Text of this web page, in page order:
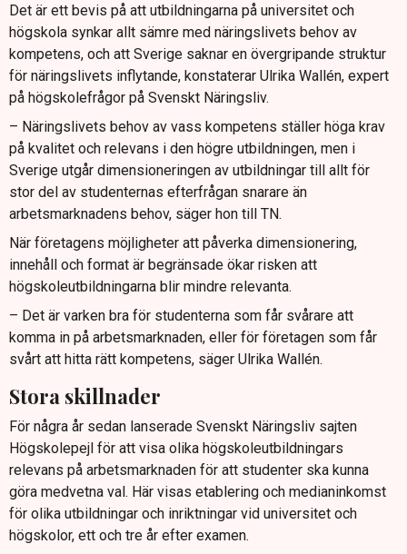
Det är ett bevis på att utbildningarna på universitet och
högskola synkar allt sämre med näringslivets behov av
kompetens, och att Sverige saknar en övergripande struktur
för näringslivets inflytande, konstaterar Ulrika Wallén, expert
på högskolefrågor på Svenskt Näringsliv.
– Näringslivets behov av vass kompetens ställer höga krav
på kvalitet och relevans i den högre utbildningen, men i
Sverige utgår dimensioneringen av utbildningar till allt för
stor del av studenternas efterfrågan snarare än
arbetsmarknadens behov, säger hon till TN.
När företagens möjligheter att påverka dimensionering,
innehåll och format är begränsade ökar risken att
högskoleutbildningarna blir mindre relevanta.
– Det är varken bra för studenterna som får svårare att
komma in på arbetsmarknaden, eller för företagen som får
svårt att hitta rätt kompetens, säger Ulrika Wallén.
Stora skillnader
För några år sedan lanserade Svenskt Näringsliv sajten
Högskolepejl för att visa olika högskoleutbildningars
relevans på arbetsmarknaden för att studenter ska kunna
göra medvetna val. Här visas etablering och medianinkomst
för olika utbildningar och inriktningar vid universitet och
högskolor, ett och tre år efter examen.